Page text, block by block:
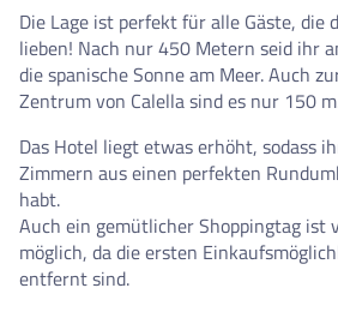
Die Lage ist perfekt für alle Gäste, die
lieben! Nach nur 450 Metern seid ihr
die spanische Sonne am Meer. Auch
Zentrum von Calella sind es nur 150
Das Hotel liegt etwas erhöht, sodass
Zimmern aus einen perfekten
habt.
Auch ein gemütlicher Shoppingtag ist
möglich, da die ersten
entfernt sind.